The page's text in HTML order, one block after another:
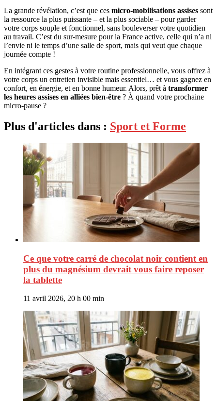
La grande révélation, c’est que ces micro-mobilisations assises sont
la ressource la plus puissante – et la plus sociable – pour garder
votre corps souple et fonctionnel, sans bouleverser votre quotidien
au travail. C’est du sur-mesure pour la France active, celle qui n’a ni
l’envie ni le temps d’une salle de sport, mais qui veut que chaque
journée compte !
En intégrant ces gestes à votre routine professionnelle, vous offrez à
votre corps un entretien invisible mais essentiel… et vous gagnez en
confort, en énergie, et en bonne humeur. Alors, prêt à transformer
les heures assises en alliées bien-être ? À quand votre prochaine
micro-pause ?
Plus d'articles dans : Sport et Forme
Ce que votre carré de chocolat noir contient en
plus du magnésium devrait vous faire reposer
la tablette
11 avril 2026, 20 h 00 min